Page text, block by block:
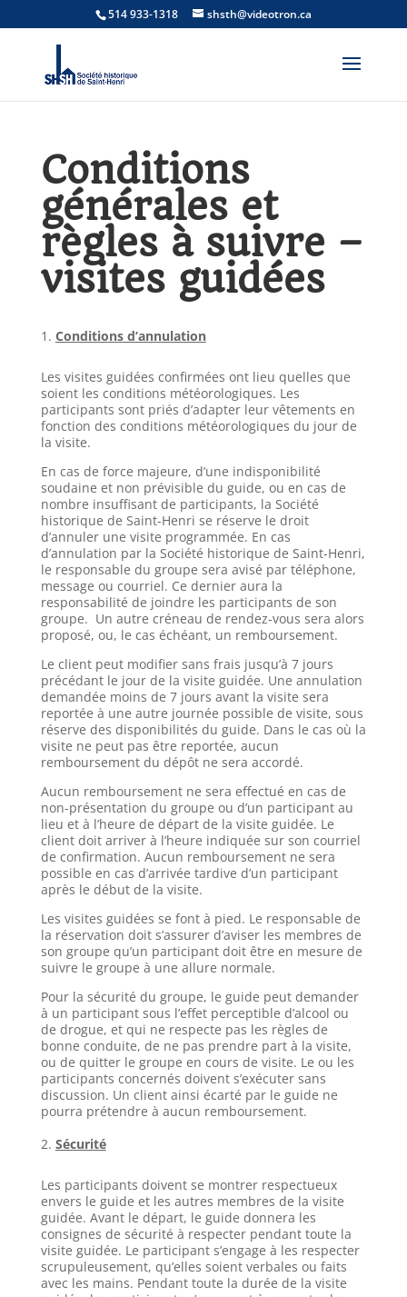
514 933-1318 shsth@videotron.ca
Conditions
générales et
règles à suivre –
visites guidées
Conditions d’annulation
Les visites guidées confirmées ont lieu quelles que
soient les conditions météorologiques. Les
participants sont priés d’adapter leur vêtements en
fonction des conditions météorologiques du jour de
la visite.
En cas de force majeure, d’une indisponibilité
soudaine et non prévisible du guide, ou en cas de
nombre insuffisant de participants, la Société
historique de Saint-Henri se réserve le droit
d’annuler une visite programmée. En cas
d’annulation par la Société historique de Saint-Henri,
le responsable du groupe sera avisé par téléphone,
message ou courriel. Ce dernier aura la
responsabilité de joindre les participants de son
groupe. Un autre créneau de rendez-vous sera alors
proposé, ou, le cas échéant, un remboursement.
Le client peut modifier sans frais jusqu’à 7 jours
précédant le jour de la visite guidée. Une annulation
demandée moins de 7 jours avant la visite sera
reportée à une autre journée possible de visite, sous
réserve des disponibilités du guide. Dans le cas où la
visite ne peut pas être reportée, aucun
remboursement du dépôt ne sera accordé.
Aucun remboursement ne sera effectué en cas de
non-présentation du groupe ou d’un participant au
lieu et à l’heure de départ de la visite guidée. Le
client doit arriver à l’heure indiquée sur son courriel
de confirmation. Aucun remboursement ne sera
possible en cas d’arrivée tardive d’un participant
après le début de la visite.
Les visites guidées se font à pied. Le responsable de
la réservation doit s’assurer d’aviser les membres de
son groupe qu’un participant doit être en mesure de
suivre le groupe à une allure normale.
Pour la sécurité du groupe, le guide peut demander
à un participant sous l’effet perceptible d’alcool ou
de drogue, et qui ne respecte pas les règles de
bonne conduite, de ne pas prendre part à la visite,
ou de quitter le groupe en cours de visite. Le ou les
participants concernés doivent s’exécuter sans
discussion. Un client ainsi écarté par le guide ne
pourra prétendre à aucun remboursement.
Sécurité
Les participants doivent se montrer respectueux
envers le guide et les autres membres de la visite
guidée. Avant le départ, le guide donnera les
consignes de sécurité à respecter pendant toute la
visite guidée. Le participant s’engage à les respecter
scrupuleusement, qu’elles soient verbales ou faits
avec les mains. Pendant toute la durée de la visite